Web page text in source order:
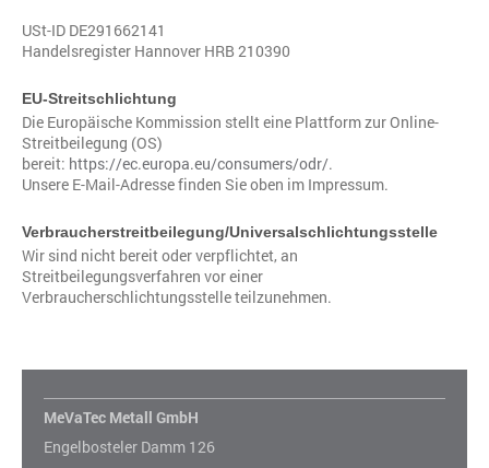
USt-ID DE291662141
Handelsregister Hannover HRB 210390
EU-Streitschlichtung
Die Europäische Kommission stellt eine Plattform zur Online-
Streitbeilegung (OS)
bereit: https://ec.europa.eu/consumers/odr/.
Unsere E-Mail-Adresse finden Sie oben im Impressum.
Verbraucher­streit­beilegung/Universal­schlichtungs­stelle
Wir sind nicht bereit oder verpflichtet, an
Streitbeilegungsverfahren vor einer
Verbraucherschlichtungsstelle teilzunehmen.
MeVaTec Metall GmbH
Engelbosteler Damm 126